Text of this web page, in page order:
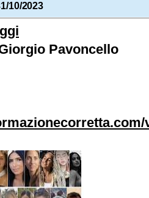
10/2023
Pavoncello